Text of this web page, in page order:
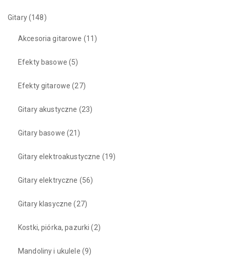
Gitary(148)
Akcesoria gitarowe (11)
Efekty basowe (5)
Efekty gitarowe (27)
Gitary akustyczne (23)
Gitary basowe (21)
Gitary elektroakustyczne (19)
Gitary elektryczne (56)
Gitary klasyczne (27)
Kostki, piórka, pazurki (2)
Mandoliny i ukulele (9)